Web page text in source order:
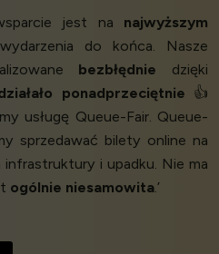
jest na najwyższym
do końca. Nasze
bezbłędnie dzięki
ponadprzeciętnie 👍
usługę Queue-Fair. Queue-
sprzedawać bilety online na
infrastruktury i upadku. Nie ma
ogólnie niesamowita.’